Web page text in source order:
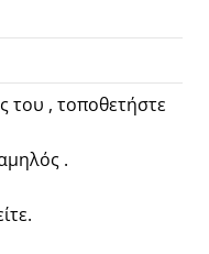
του , τοποθετήστε
.